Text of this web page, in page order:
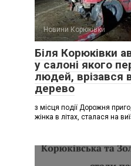
Новини Корюківки
Біля Корюківки
у салоні якого
людей, врізався
дерево
з місця події Дорожня
жінка в літах, сталася на